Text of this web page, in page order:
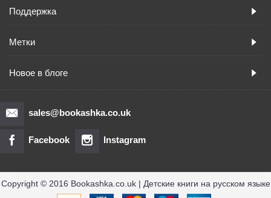
Поддержка
Метки
Новое в блоге
sales@bookashka.co.uk
Facebook Instagram
Copyright © 2016 Bookashka.co.uk | Детские книги на русском языке